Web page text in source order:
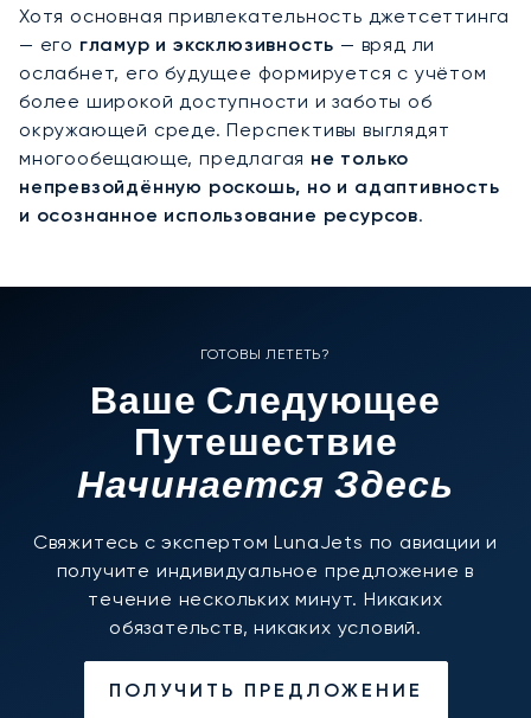
Хотя основная привлекательность джетсеттинга
— его гламур и эксклюзивность — вряд ли
ослабнет, его будущее формируется с учётом
более широкой доступности и заботы об
окружающей среде. Перспективы выглядят
многообещающе, предлагая не только
непревзойдённую роскошь, но и адаптивность
и осознанное использование ресурсов.
ГОТОВЫ ЛЕТЕТЬ?
Ваше Следующее
Путешествие
Начинается Здесь
Свяжитесь с экспертом LunaJets по авиации и
получите индивидуальное предложение в
течение нескольких минут. Никаких
обязательств, никаких условий.
ПОЛУЧИТЬ ПРЕДЛОЖЕНИЕ